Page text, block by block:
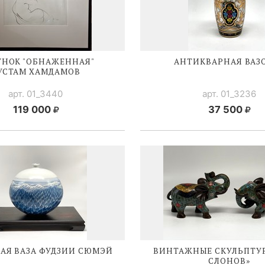
"ОБНАЖЕННАЯ"
ХАМДАМОВ
арт. 01_3440
119 000
АНТИКВАРНАЯ
арт. 01_3236
37 500
ВАЗА ФУДЗИИ СЮМЭЙ
ВИНТАЖНЫЕ
СЛОНОВ»